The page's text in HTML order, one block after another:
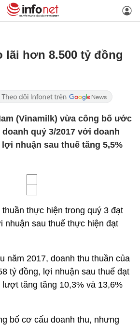
lãi hơn 8.500 tỷ đồng
(Vinamilk) vừa công bố ước
quý 3/2017 với doanh
nhuận sau thuế tăng 5,5%
thực hiện trong quý 3 đạt
nhuận sau thuế thực hiện đạt
năm 2017, doanh thu thuần của
tỷ đồng, lợi nhuận sau thuế đạt
tăng tăng 10,3% và 13,6%
bố cơ cấu doanh thu, nhưng